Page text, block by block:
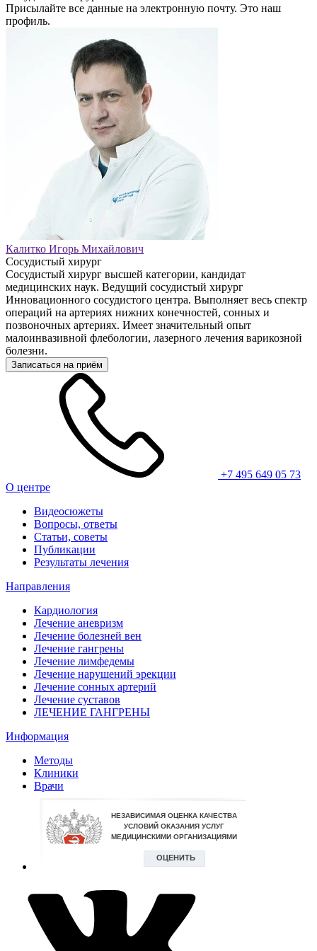
Присылайте все данные на электронную почту. Это наш
профиль.
Калитко Игорь Михайлович
Сосудистый хирург
Сосудистый хирург высшей категории, кандидат
медицинских наук. Ведущий сосудистый хирург
Инновационного сосудистого центра. Выполняет весь спектр
операций на артериях нижних конечностей, сонных и
позвоночных артериях. Имеет значительный опыт
малоинвазивной флебологии, лазерного лечения варикозной
болезни.
Записаться на приём
+7 495 649 05 73
О центре
Видеосюжеты
Вопросы, ответы
Статьи, советы
Публикации
Результаты лечения
Направления
Кардиология
Лечение аневризм
Лечение болезней вен
Лечение гангрены
Лечение лимфедемы
Лечение нарушений эрекции
Лечение сонных артерий
Лечение суставов
ЛЕЧЕНИЕ ГАНГРЕНЫ
Информация
Методы
Клиники
Врачи